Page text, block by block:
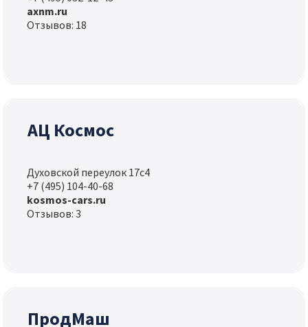
axnm.ru
Отзывов: 18
АЦ Космос
Духовской переулок 17с4
+7 (495) 104-40-68
kosmos-cars.ru
Отзывов: 3
ПродМаш